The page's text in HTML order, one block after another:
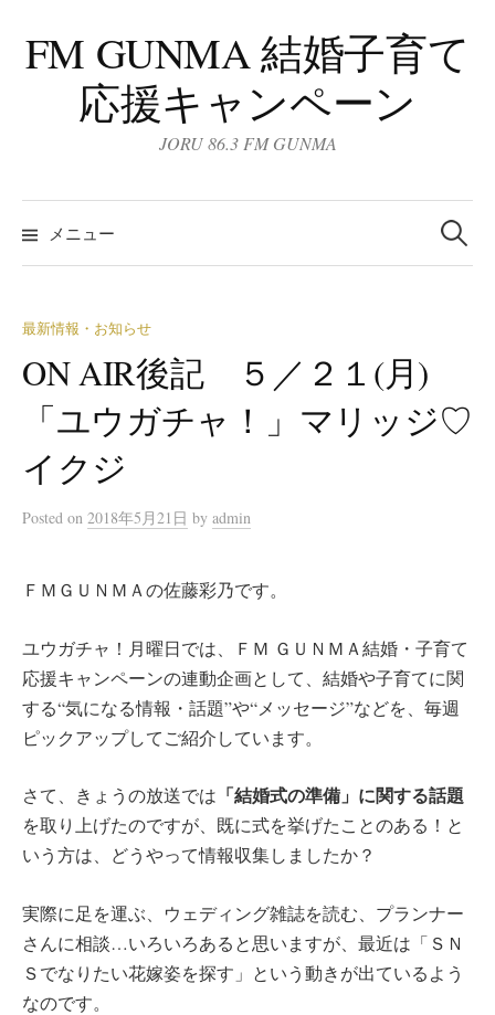
ン
テ
FM GUNMA 結婚子育て
応援キャンペーン
JORU 86.3 FM GUNMA
メニュー
検
索:
最新情報・お知らせ
ON AIR後記 ５／２１(月)
「ユウガチャ！」マリッジ♡
イクジ
Posted on 2018年5月21日 by admin
ＦＭＧＵＮＭＡの佐藤彩乃です。
ユウガチャ！月曜日では、ＦＭ ＧＵＮＭＡ結婚・子育て
応援キャンペーンの連動企画として、結婚や子育てに関
する“気になる情報・話題”や“メッセージ”などを、毎週
ピックアップしてご紹介しています。
さて、きょうの放送では 「結婚式の準備」に関する話題
を取り上げたのですが、既に式を挙げたことのある！と
いう方は、どうやって情報収集しましたか？
実際に足を運ぶ、ウェディング雑誌を読む、プランナー
さんに相談…いろいろあると思いますが、最近は「ＳＮ
Ｓでなりたい花嫁姿を探す」という動きが出ているよう
なのです。